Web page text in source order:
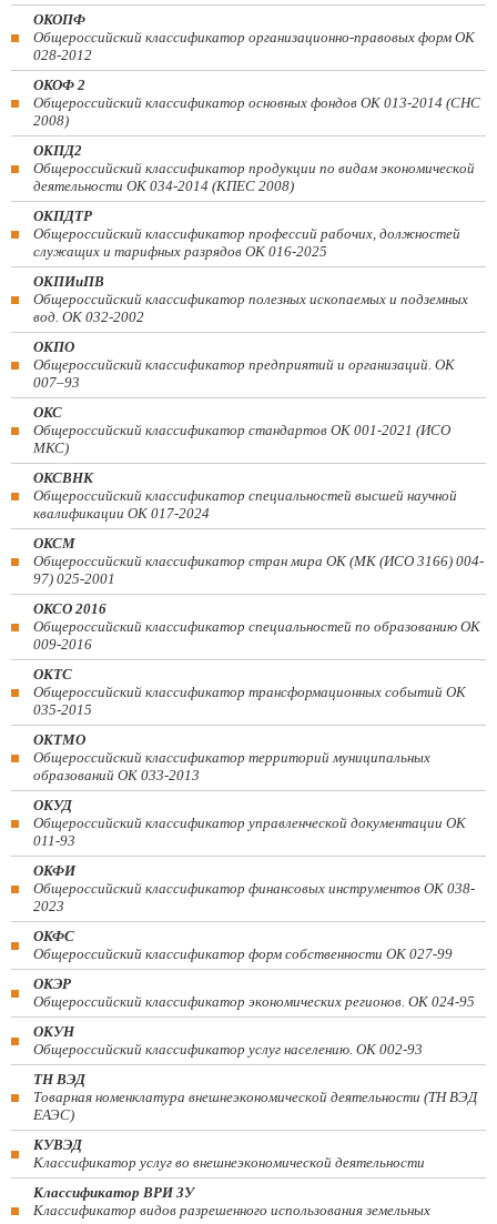
ОКОПФ
Общероссийский классификатор организационно-правовых форм ОК
028-2012
ОКОФ 2
Общероссийский классификатор основных фондов ОК 013-2014 (СНС
2008)
ОКПД2
Общероссийский классификатор продукции по видам экономической
деятельности ОК 034-2014 (КПЕС 2008)
ОКПДТР
Общероссийский классификатор профессий рабочих, должностей
служащих и тарифных разрядов ОК 016-2025
ОКПИиПВ
Общероссийский классификатор полезных ископаемых и подземных
вод. ОК 032-2002
ОКПО
Общероссийский классификатор предприятий и организаций. ОК
007–93
ОКС
Общероссийский классификатор стандартов ОК 001-2021 (ИСО
МКС)
ОКСВНК
Общероссийский классификатор специальностей высшей научной
квалификации ОК 017-2024
ОКСМ
Общероссийский классификатор стран мира ОК (МК (ИСО 3166) 004-
97) 025-2001
ОКСО 2016
Общероссийский классификатор специальностей по образованию ОК
009-2016
ОКТС
Общероссийский классификатор трансформационных событий ОК
035-2015
ОКТМО
Общероссийский классификатор территорий муниципальных
образований ОК 033-2013
ОКУД
Общероссийский классификатор управленческой документации ОК
011-93
ОКФИ
Общероссийский классификатор финансовых инструментов OK 038-
2023
ОКФС
Общероссийский классификатор форм собственности ОК 027-99
ОКЭР
Общероссийский классификатор экономических регионов. ОК 024-95
ОКУН
Общероссийский классификатор услуг населению. ОК 002-93
ТН ВЭД
Товарная номенклатура внешнеэкономической деятельности (ТН ВЭД
ЕАЭС)
КУВЭД
Классификатор услуг во внешнеэкономической деятельности
Классификатор ВРИ ЗУ
Классификатор видов разрешенного использования земельных